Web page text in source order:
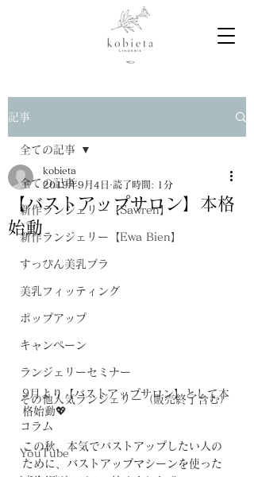
記事
全ての記事
新作ランジェリー【Sawren】
新作ランジェリー【Ewa Bien】
すっぴん美乳ブラ
美乳フィッティング
ポップアップ
キャンペーン
ランジェリーセミナー
その他人気ランジェリー（販売終了含む）
コラム
YouTube
全ての記事
【バストアップサロン】本格
始動
kobieta
2019年9月4日 読了時間: 1分
9月より【バストアップサロン】として本
格始動💖
この秋、本気でバストアップしたい人の
ために、バストアップマシーンを使った